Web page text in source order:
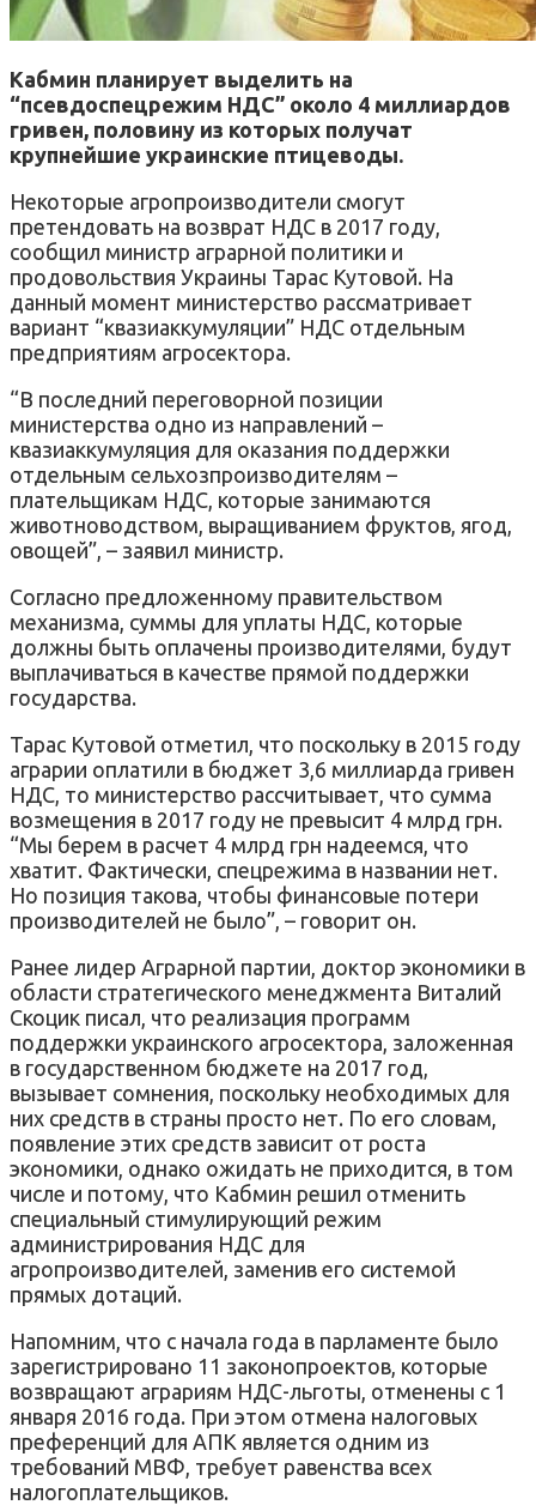
Кабмин планирует выделить на
“псевдоспецрежим НДС” около 4 миллиардов
гривен, половину из которых получат
крупнейшие украинские птицеводы.
Некоторые агропроизводители смогут
претендовать на возврат НДС в 2017 году,
сообщил министр аграрной политики и
продовольствия Украины Тарас Кутовой. На
данный момент министерство рассматривает
вариант “квазиаккумуляции” НДС отдельным
предприятиям агросектора.
“В последний переговорной позиции
министерства одно из направлений –
квазиаккумуляция для оказания поддержки
отдельным сельхозпроизводителям –
плательщикам НДС, которые занимаются
животноводством, выращиванием фруктов, ягод,
овощей”, – заявил министр.
Согласно предложенному правительством
механизма, суммы для уплаты НДС, которые
должны быть оплачены производителями, будут
выплачиваться в качестве прямой поддержки
государства.
Тарас Кутовой отметил, что поскольку в 2015 году
аграрии оплатили в бюджет 3,6 миллиарда гривен
НДС, то министерство рассчитывает, что сумма
возмещения в 2017 году не превысит 4 млрд грн.
“Мы берем в расчет 4 млрд грн надеемся, что
хватит. Фактически, спецрежима в названии нет.
Но позиция такова, чтобы финансовые потери
производителей не было”, – говорит он.
Ранее лидер Аграрной партии, доктор экономики в
области стратегического менеджмента Виталий
Скоцик писал, что реализация программ
поддержки украинского агросектора, заложенная
в государственном бюджете на 2017 год,
вызывает сомнения, поскольку необходимых для
них средств в страны просто нет. По его словам,
появление этих средств зависит от роста
экономики, однако ожидать не приходится, в том
числе и потому, что Кабмин решил отменить
специальный стимулирующий режим
администрирования НДС для
агропроизводителей, заменив его системой
прямых дотаций.
Напомним, что с начала года в парламенте было
зарегистрировано 11 законопроектов, которые
возвращают аграриям НДС-льготы, отменены с 1
января 2016 года. При этом отмена налоговых
преференций для АПК является одним из
требований МВФ, требует равенства всех
налогоплательщиков.